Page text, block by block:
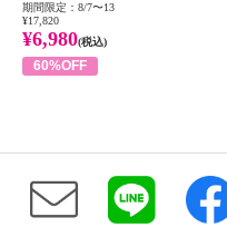
期間限定：8/7〜13
¥17,820
¥6,980(税込)
60%OFF